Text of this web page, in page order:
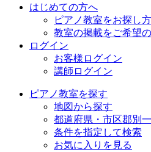
はじめての方へ
ピアノ教室をお探し方
教室の掲載をご希望
ログイン
お客様ログイン
講師ログイン
ピアノ教室を探す
地図から探す
都道府県・市区郡別
条件を指定して検索
お気に入りを見る